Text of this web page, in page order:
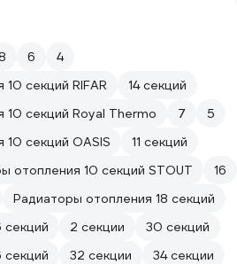
6
4
секций RIFAR
14 секций
10 секций Royal Thermo
7
5
секций OASIS
11 секций
отопления 10 секций STOUT
16
Радиаторы отопления 18 секций
секций 2 секции
30 секций
секций 32 секции
34 секции